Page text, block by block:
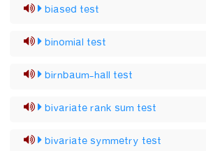
biased test
binomial test
birnbaum-hall test
bivariate rank sum test
bivariate symmetry test